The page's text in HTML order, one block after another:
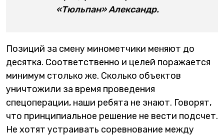
«Тюльпан» Александр.
Позиций за смену минометчики меняют до
десятка. Соответственно и целей поражается
минимум столько же. Сколько объектов
уничтожили за время проведения
спецоперации, наши ребята не знают. Говорят,
что принципиальное решение не вести подсчет.
Не хотят устраивать соревнование между